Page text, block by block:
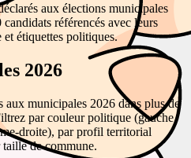
aux élections municipales
référencés avec leurs
et étiquettes politiques.
2026
aux municipales 2026 dans plus de
par couleur politique (gauche,
droite), par profil territorial
de commune.